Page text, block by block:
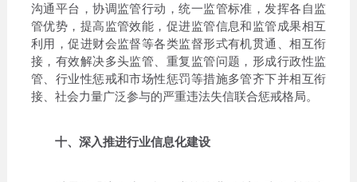
沟通平台，协调监管行动，统一监管标准，发挥各自监
管优势，提高监管效能，促进监管信息和监管成果相互
利用，促进财会监督等各类监督形式有机贯通、相互衔
接，有效解决多头监管、重复监管问题，形成行政性监
管、行业性惩戒和市场性惩罚等措施多管齐下并相互衔
接、社会力量广泛参与的严重违法失信联合惩戒格局。
十、深入推进行业信息化建设